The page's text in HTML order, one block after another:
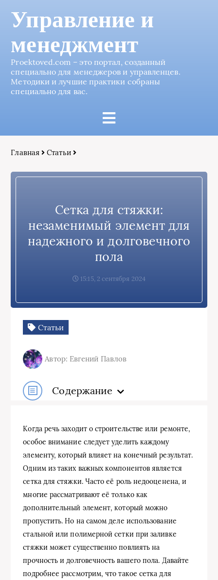
Управление и
менеджмент
Proektoved.com – это портал, созданный
специально для менеджеров и управленцев.
Методики и лучшие практики собраны
специально для вас.
Главная Статьи
Сетка для стяжки:
незаменимый элемент для
надежного и долговечного
пола
15:15, 2 сентября 2024
Статьи
Автор: Евгений Павлов
Содержание
Когда речь заходит о строительстве или ремонте,
особое внимание следует уделить каждому
элементу, который влияет на конечный результат.
Одним из таких важных компонентов является
сетка для стяжки. Часто её роль недооценена, и
многие рассматривают её только как
дополнительный элемент, который можно
пропустить. Но на самом деле использование
стальной или полимерной сетки при заливке
стяжки может существенно повлиять на
прочность и долговечность вашего пола. Давайте
подробнее рассмотрим, что такое сетка для